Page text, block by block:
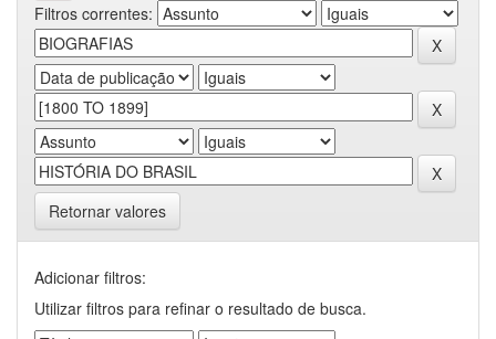
Filtros correntes:
Retornar valores
Adicionar filtros:
Utilizar filtros para refinar o resultado de busca.